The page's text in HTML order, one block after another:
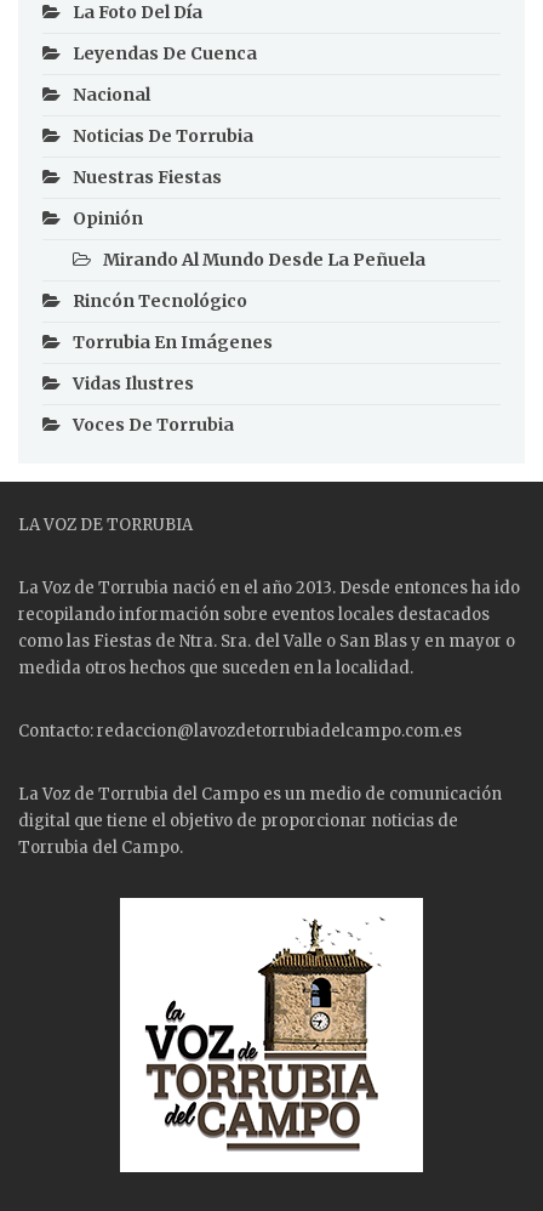
La Foto Del Día
Leyendas De Cuenca
Nacional
Noticias De Torrubia
Nuestras Fiestas
Opinión
Mirando Al Mundo Desde La Peñuela
Rincón Tecnológico
Torrubia En Imágenes
Vidas Ilustres
Voces De Torrubia
LA VOZ DE TORRUBIA
La Voz de Torrubia nació en el año 2013. Desde entonces ha ido
recopilando información sobre eventos locales destacados
como las Fiestas de Ntra. Sra. del Valle o San Blas y en mayor o
medida otros hechos que suceden en la localidad.
Contacto: redaccion@lavozdetorrubiadelcampo.com.es
La Voz de Torrubia del Campo es un medio de comunicación
digital que tiene el objetivo de proporcionar noticias de
Torrubia del Campo.